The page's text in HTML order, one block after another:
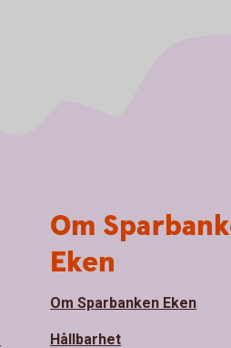
Om
Eken
Om Sparbanken Eken
Hållbarhet